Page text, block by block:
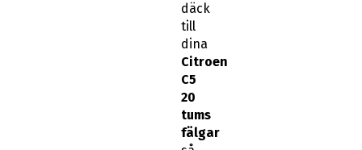
däck
till
dina
Citroen
C5
20
tums
fälgar